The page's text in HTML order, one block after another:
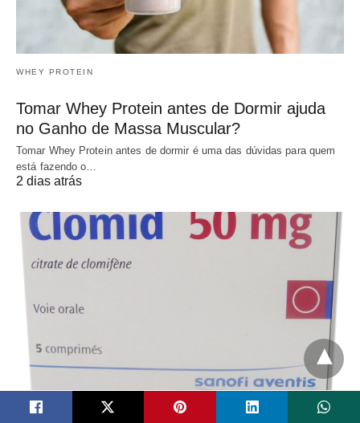
WHEY PROTEIN
Tomar Whey Protein antes de Dormir ajuda
no Ganho de Massa Muscular?
Tomar Whey Protein antes de dormir é uma das dúvidas para quem
está fazendo o…
2 dias atrás
AES - ANABOLIZANTES ESTERÓIDES